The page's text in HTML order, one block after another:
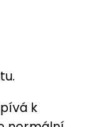
k